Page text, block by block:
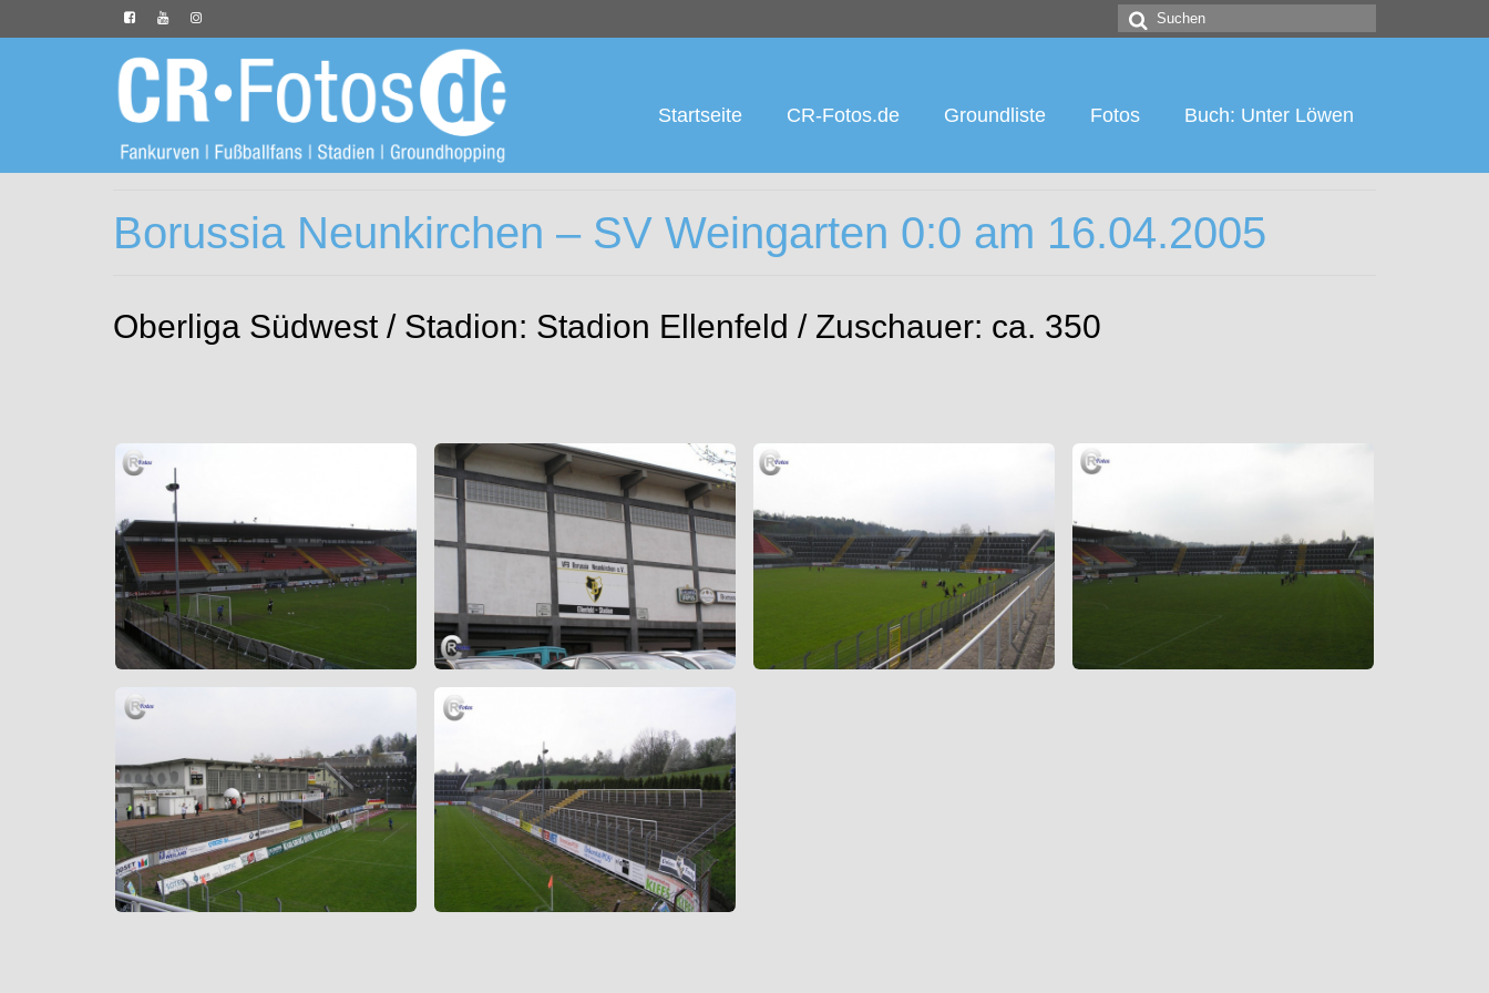
Suchen
nach:
Startseite CR-Fotos.de Groundliste Fotos Buch: Unter Löwen
Borussia Neunkirchen – SV Weingarten 0:0 am 16.04.2005
Oberliga Südwest / Stadion: Stadion Ellenfeld / Zuschauer: ca. 350